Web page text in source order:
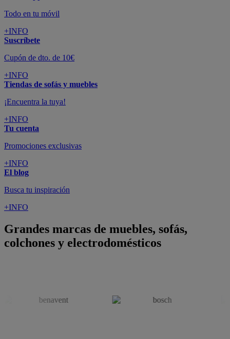
Todo en tu móvil
+INFO
Suscríbete
Cupón de dto. de 10€
+INFO
Tiendas de sofás y muebles
¡Encuentra la tuya!
+INFO
Tu cuenta
Promociones exclusivas
+INFO
El blog
Busca tu inspiración
+INFO
Grandes marcas de muebles, sofás,
colchones y electrodomésticos